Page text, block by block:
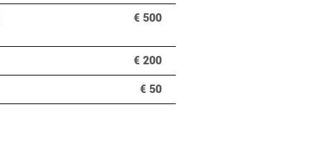
€ 500
€ 200
€ 50